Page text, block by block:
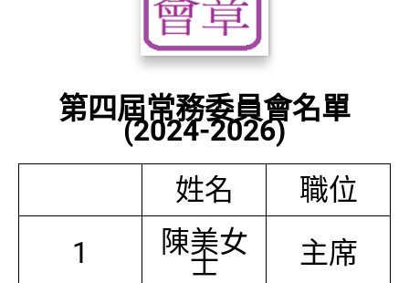
第四屆常務委員會名單
(2024-2026)
姓名
職位
1
陳美女
士 主席